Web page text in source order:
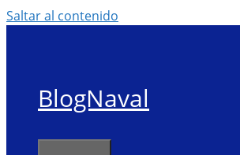
Saltar al contenido
BlogNaval